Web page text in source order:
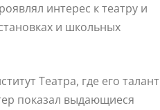
интерес к театру и
и школьных
Театра, где его талант
показал выдающиеся